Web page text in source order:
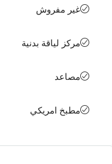
غير مفروش
مركز لياقة بدنية
مصاعد
مطبخ امريكي